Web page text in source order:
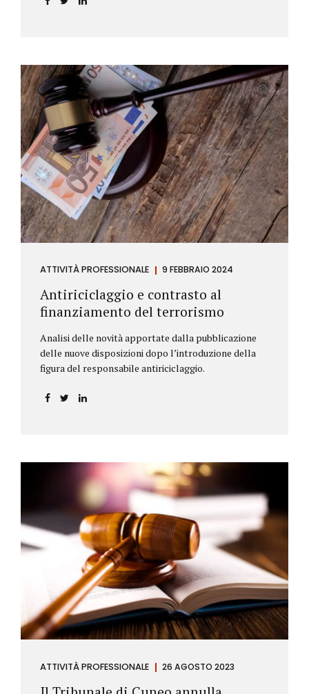
ATTIVITÀ PROFESSIONALE 9 FEBBRAIO 2024
Antiriciclaggio e contrasto al
finanziamento del terrorismo
Analisi delle novità apportate dalla pubblicazione
delle nuove disposizioni dopo l’introduzione della
figura del responsabile antiriciclaggio.
ATTIVITÀ PROFESSIONALE 26 AGOSTO 2023